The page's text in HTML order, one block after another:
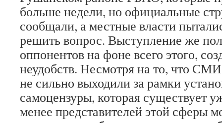
больше недели, но официальные
сообщали, а местные власти
решить вопрос. Выступление же
оппонентов на фоне всего этого,
неудобств. Несмотря на то, что
не сильно выходили за рамки
самоцензуры, которая существует
менее представителей этой сферы